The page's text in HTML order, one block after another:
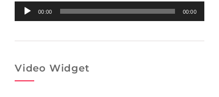
Audio-
Player
00:00 00:00
Video Widget